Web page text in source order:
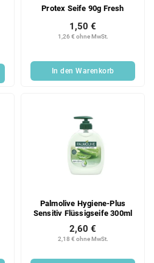
Protex Seife 90g Fresh
1,26 € ohne MwSt.
1,50 €
In den Warenkorb
Palmolive Hygiene-Plus
Sensitiv Flüssigseife 300ml
2,18 € ohne MwSt.
2,60 €